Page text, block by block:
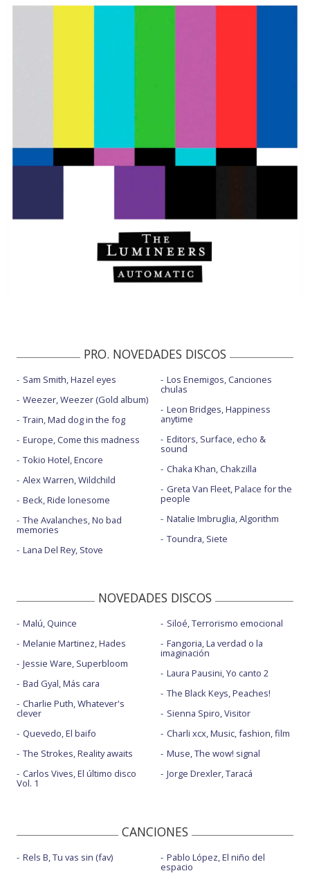
PRO. NOVEDADES DISCOS
Sam Smith, Hazel eyes
Weezer, Weezer (Gold album)
Train, Mad dog in the fog
Europe, Come this madness
Tokio Hotel, Encore
Alex Warren, Wildchild
Beck, Ride lonesome
The Avalanches, No bad
memories
Lana Del Rey, Stove
Los Enemigos, Canciones
chulas
Leon Bridges, Happiness
anytime
Editors, Surface, echo &
sound
Chaka Khan, Chakzilla
Greta Van Fleet, Palace for the
people
Natalie Imbruglia, Algorithm
Toundra, Siete
NOVEDADES DISCOS
Malú, Quince
Melanie Martinez, Hades
Jessie Ware, Superbloom
Bad Gyal, Más cara
Charlie Puth, Whatever's
clever
Quevedo, El baifo
The Strokes, Reality awaits
Carlos Vives, El último disco
Vol. 1
Siloé, Terrorismo emocional
Fangoria, La verdad o la
imaginación
Laura Pausini, Yo canto 2
The Black Keys, Peaches!
Sienna Spiro, Visitor
Charli xcx, Music, fashion, film
Muse, The wow! signal
Jorge Drexler, Taracá
CANCIONES
Rels B, Tu vas sin (fav) Pablo López, El niño del
espacio